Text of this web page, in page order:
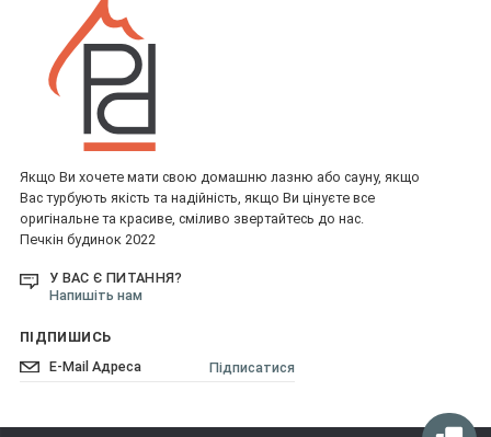
Якщо Ви хочете мати свою домашню лазню або сауну, якщо
Вас турбують якість та надійність, якщо Ви цінуєте все
оригінальне та красиве, сміливо звертайтесь до нас.
Печкін будинок 2022
У ВАС Є ПИТАННЯ?
Напишіть нам
ПІДПИШИСЬ
Підписатися